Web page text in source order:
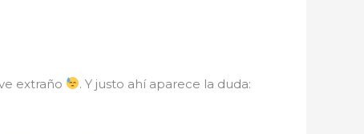
extraño
. Y justo ahí aparece la duda: